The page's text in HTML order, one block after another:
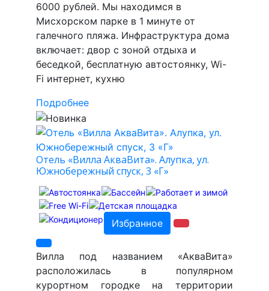
6000 рублей. Мы находимся в
Мисхорском парке в 1 минуте от
галечного пляжа. Инфраструктура дома
включает: двор с зоной отдыха и
беседкой, бесплатную автостоянку, Wi-
Fi интернет, кухню
Подробнее
Отель «Вилла АкваВита». Алупка, ул.
Южнобережный спуск, 3 «Г»
Избранное
Вилла под названием «АкваВита»
расположилась в популярном
курортном городке на территории